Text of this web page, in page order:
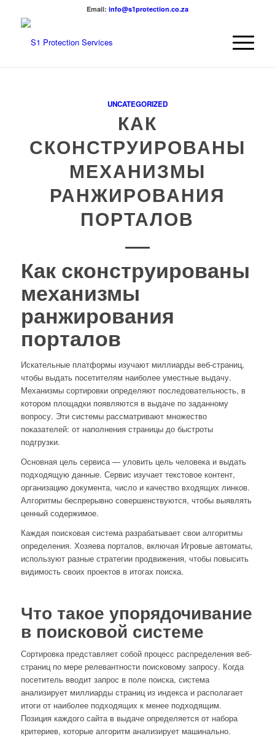
Email: info@s1protection.co.za
UNCATEGORIZED
КАК
СКОНСТРУИРОВАНЫ
МЕХАНИЗМЫ
РАНЖИРОВАНИЯ
ПОРТАЛОВ
Как сконструированы
механизмы
ранжирования
порталов
Искательные платформы изучают миллиарды веб-страниц,
чтобы выдать посетителям наиболее уместные выдачу.
Механизмы сортировки определяют последовательность, в
котором площадки появляются в выдаче по заданному
вопросу. Эти системы рассматривают множество
показателей: от наполнения страницы до быстроты
подгрузки.
Основная цель сервиса — уловить цель человека и выдать
подходящую данные. Сервис изучает текстовое контент,
организацию документа, число и качество входящих линков.
Алгоритмы беспрерывно совершенствуются, чтобы выявлять
ценный содержимое.
Каждая поисковая система разрабатывает свои алгоритмы
определения. Хозяева порталов, включая Игровые автоматы,
используют разные стратегии продвижения, чтобы повысить
видимость своих проектов в итогах поиска.
Что такое упорядочивание
в поисковой системе
Сортировка представляет собой процесс распределения веб-
страниц по мере релевантности поисковому запросу. Когда
посетитель вводит запрос в поле поиска, система
анализирует миллиарды страниц из индекса и располагает
итоги от наиболее подходящих к менее подходящим.
Позиция каждого сайта в выдаче определяется от набора
критериев, которые алгоритм анализирует машинально.